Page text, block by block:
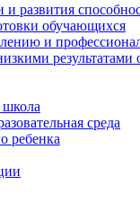
развития
обучающихся
и
результатами
среда
ребенка